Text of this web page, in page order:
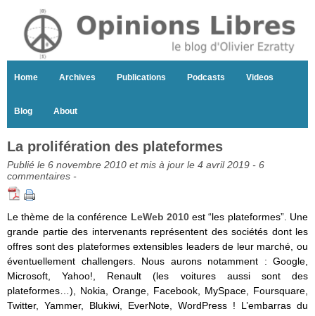
Home Archives Publications Podcasts Videos
Blog About
La prolifération des plateformes
Publié le 6 novembre 2010 et mis à jour le 4 avril 2019 - 6
commentaires -
Le thème de la conférence LeWeb 2010est “les plateformes”. Une
grande partie des intervenants représentent des sociétés dont les
offres sont des plateformes extensibles leaders de leur marché, ou
éventuellement challengers. Nous aurons notamment : Google,
Microsoft, Yahoo!, Renault (les voitures aussi sont des
plateformes…), Nokia, Orange, Facebook, MySpace, Foursquare,
Twitter, Yammer, Blukiwi, EverNote, WordPress ! L’embarras du